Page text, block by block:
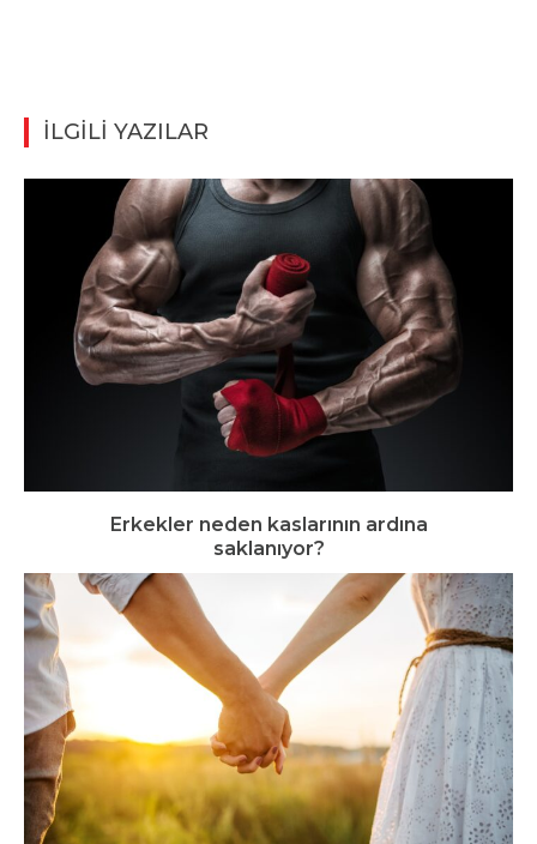
İLGİLİ YAZILAR
Erkekler neden kaslarının ardına
saklanıyor?